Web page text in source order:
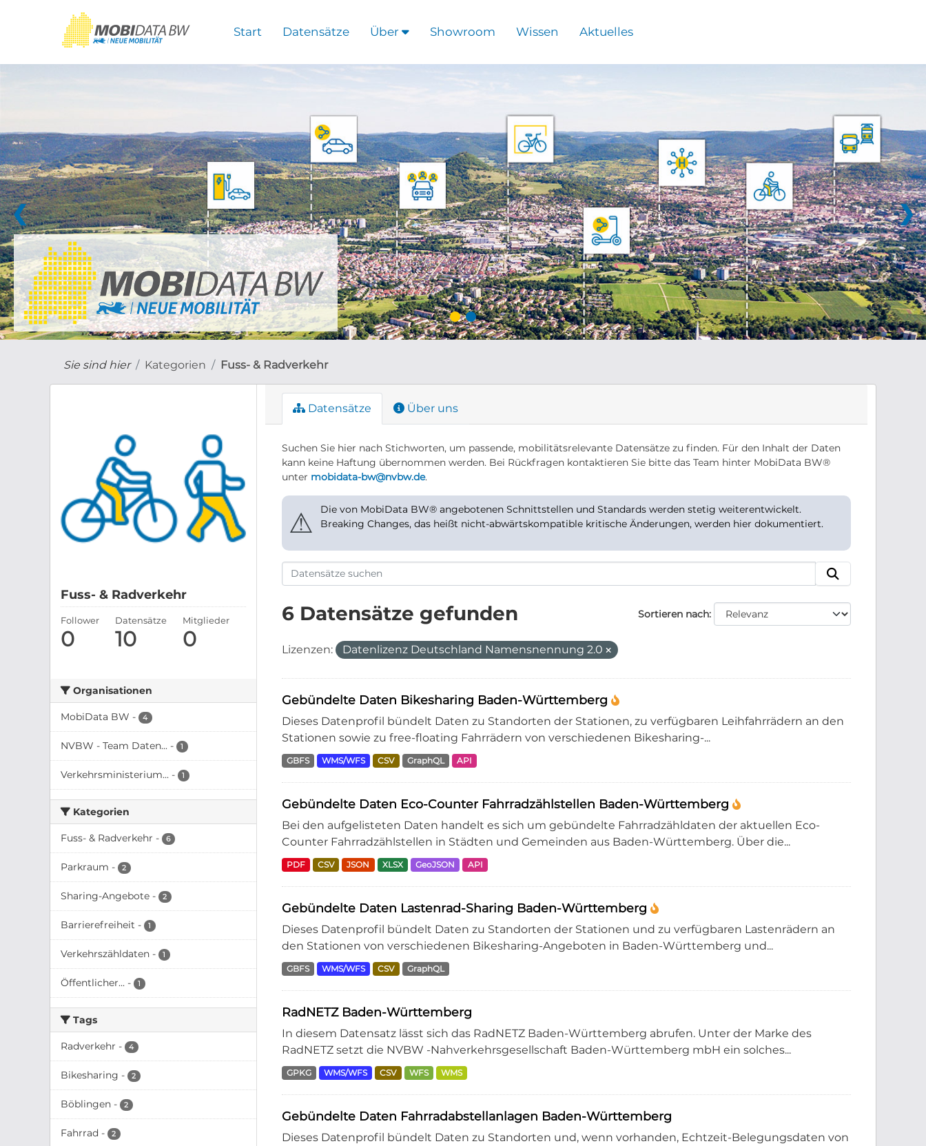
Start Datensätze Über Showroom Wissen Aktuelles
❮ ❯
Sie sind hier Kategorien Fuss- & Radverkehr
Fuss- & Radverkehr
Follower
0
Datensätze
10
Mitglieder
0
Organisationen
MobiData BW - 4
NVBW - Team Daten... - 1
Verkehrsministerium... - 1
Kategorien
Fuss- & Radverkehr - 6
Parkraum - 2
Sharing-Angebote - 2
Barrierefreiheit - 1
Verkehrszähldaten - 1
Öffentlicher... - 1
Tags
Radverkehr - 4
Bikesharing - 2
Böblingen - 2
Fahrrad - 2
Datensätze Über uns
Suchen Sie hier nach Stichworten, um passende, mobilitätsrelevante Datensätze zu finden. Für den Inhalt der Daten
kann keine Haftung übernommen werden. Bei Rückfragen kontaktieren Sie bitte das Team hinter MobiData BW®
unter mobidata-bw@nvbw.de.
⚠
Die von MobiData BW® angebotenen Schnittstellen und Standards werden stetig weiterentwickelt.
Breaking Changes, das heißt nicht-abwärtskompatible kritische Änderungen, werden hier dokumentiert.
Sortieren nach
6 Datensätze gefunden
Lizenzen: Datenlizenz Deutschland Namensnennung 2.0
Gebündelte Daten Bikesharing Baden-Württemberg
Dieses Datenprofil bündelt Daten zu Standorten der Stationen, zu verfügbaren Leihfahrrädern an den
Stationen sowie zu free-floating Fahrrädern von verschiedenen Bikesharing-...
GBFS WMS/WFS CSV GraphQL API
Gebündelte Daten Eco-Counter Fahrradzählstellen Baden-Württemberg
Bei den aufgelisteten Daten handelt es sich um gebündelte Fahrradzähldaten der aktuellen Eco-
Counter Fahrradzählstellen in Städten und Gemeinden aus Baden-Württemberg. Über die...
PDF CSV JSON XLSX GeoJSON API
Gebündelte Daten Lastenrad-Sharing Baden-Württemberg
Dieses Datenprofil bündelt Daten zu Standorten der Stationen und zu verfügbaren Lastenrädern an
den Stationen von verschiedenen Bikesharing-Angeboten in Baden-Württemberg und...
GBFS WMS/WFS CSV GraphQL
RadNETZ Baden-Württemberg
In diesem Datensatz lässt sich das RadNETZ Baden-Württemberg abrufen. Unter der Marke des
RadNETZ setzt die NVBW -Nahverkehrsgesellschaft Baden-Württemberg mbH ein solches...
GPKG WMS/WFS CSV WFS WMS
Gebündelte Daten Fahrradabstellanlagen Baden-Württemberg
Dieses Datenprofil bündelt Daten zu Standorten und, wenn vorhanden, Echtzeit-Belegungsdaten von